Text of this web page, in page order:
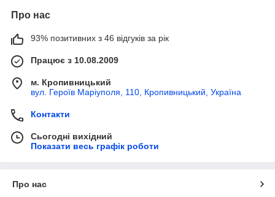
Про нас
93% позитивних з 46 відгуків за рік
Працює з 10.08.2009
м. Кропивницький
вул. Героїв Маріуполя, 110, Кропивницький, Україна
Контакти
Сьогодні вихідний
Показати весь графік роботи
Про нас